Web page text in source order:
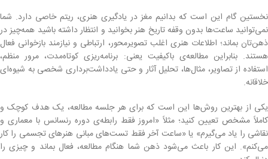
نخستین گام این است که بدانیم مغز در یادگیری هنری، ریتم خاصی دارد. شما
نمی‌توانید ساعت‌ها بدون وقفه تاریخ هنر بخوانید و انتظار داشته باشید همه‌چیز در
ذهن‌تان بماند؛ اطلاعات هنری اغلب تصویرمحور، ارتباطی و نیازمند بازخوانی فعال
هستند. بنابراین مطالعه‌ی باکیفیت یعنی: برنامه‌ریزی کوتاه‌مدت، مرور منظم،
استفاده از تصاویر، مثال‌ها، تحلیل آثار و حتی یادداشت‌برداری شخصی به شیوه‌ای
خلاقانه.
یکی از بهترین روش‌ها این است که برای هر جلسه مطالعه، یک هدف کوچک و
کاملاً مشخص تعیین کنید؛ مثلاً «امروز فقط رابطه‌ی دوره رنسانس با معماری و
نقاشی را یاد می‌گیرم» یا «ساعت آخر فقط تست‌های مبانی هنرهای تجسمی را کار
می‌کنم». این کار باعث می‌شود ذهن شما هنگام مطالعه، فعال بماند و چیزی را